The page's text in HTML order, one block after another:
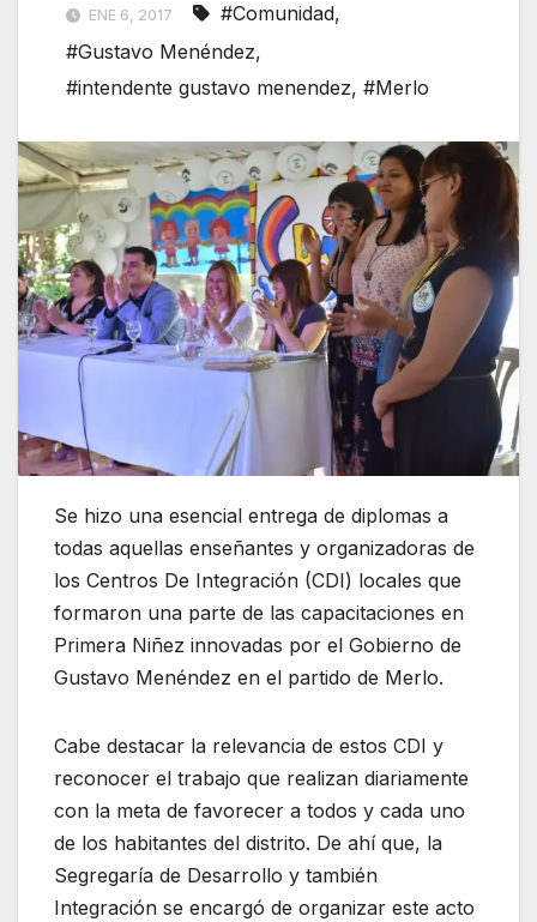
ENE 6, 2017 #Comunidad,
#Gustavo Menéndez,
#intendente gustavo menendez, #Merlo
Se hizo una esencial entrega de diplomas a
todas aquellas enseñantes y organizadoras de
los Centros De Integración (CDI) locales que
formaron una parte de las capacitaciones en
Primera Niñez innovadas por el Gobierno de
Gustavo Menéndez en el partido de Merlo.
Cabe destacar la relevancia de estos CDI y
reconocer el trabajo que realizan diariamente
con la meta de favorecer a todos y cada uno
de los habitantes del distrito. De ahí que, la
Segregaría de Desarrollo y también
Integración se encargó de organizar este acto